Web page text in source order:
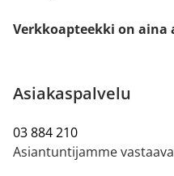
Verkkoapteekki on aina
Asiakaspalvelu
03 884 210
Asiantuntijamme